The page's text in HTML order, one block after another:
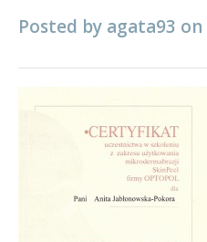
Posted by agata93 on